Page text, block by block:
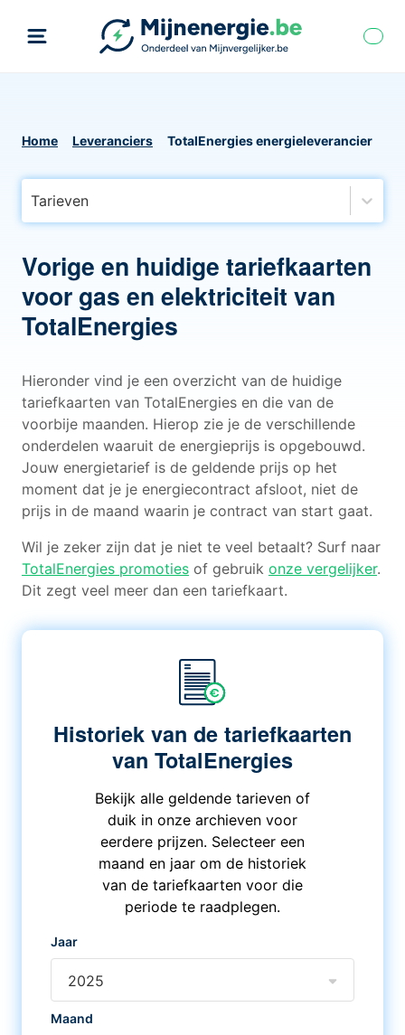
Home Leveranciers TotalEnergies energieleverancier
Tarieven
Vorige en huidige tariefkaarten
voor gas en elektriciteit van
TotalEnergies
Hieronder vind je een overzicht van de huidige
tariefkaarten van TotalEnergies en die van de
voorbije maanden. Hierop zie je de verschillende
onderdelen waaruit de energieprijs is opgebouwd.
Jouw energietarief is de geldende prijs op het
moment dat je je energiecontract afsloot, niet de
prijs in de maand waarin je contract van start gaat.
Wil je zeker zijn dat je niet te veel betaalt? Surf naar
TotalEnergies promoties of gebruik onze vergelijker.
Dit zegt veel meer dan een tariefkaart.
Historiek van de tariefkaarten
van TotalEnergies
Bekijk alle geldende tarieven of
duik in onze archieven voor
eerdere prijzen. Selecteer een
maand en jaar om de historiek
van de tariefkaarten voor die
periode te raadplegen.
Jaar
2025
Maand